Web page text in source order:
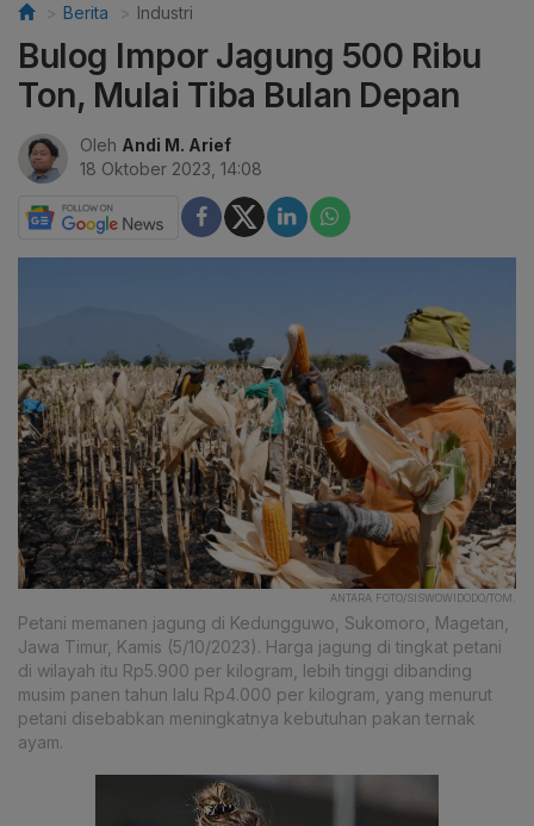
Berita Industri
Bulog Impor Jagung 500 Ribu
Ton, Mulai Tiba Bulan Depan
Oleh Andi M. Arief
18 Oktober 2023, 14:08
ANTARA FOTO/SISWOWIDODO/TOM.
Petani memanen jagung di Kedungguwo, Sukomoro, Magetan,
Jawa Timur, Kamis (5/10/2023). Harga jagung di tingkat petani
di wilayah itu Rp5.900 per kilogram, lebih tinggi dibanding
musim panen tahun lalu Rp4.000 per kilogram, yang menurut
petani disebabkan meningkatnya kebutuhan pakan ternak
ayam.